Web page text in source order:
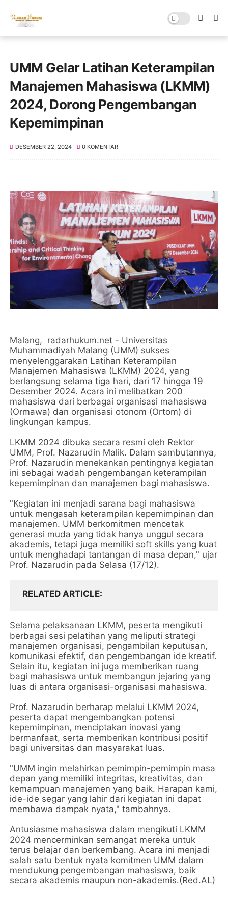
UMM Gelar Latihan Keterampilan
Manajemen Mahasiswa (LKMM)
2024, Dorong Pengembangan
Kepemimpinan
DESEMBER 22, 2024 0 KOMENTAR
Malang, radarhukum.net - Universitas
Muhammadiyah Malang (UMM) sukses
menyelenggarakan Latihan Keterampilan
Manajemen Mahasiswa (LKMM) 2024, yang
berlangsung selama tiga hari, dari 17 hingga 19
Desember 2024. Acara ini melibatkan 200
mahasiswa dari berbagai organisasi mahasiswa
(Ormawa) dan organisasi otonom (Ortom) di
lingkungan kampus.
LKMM 2024 dibuka secara resmi oleh Rektor
UMM, Prof. Nazarudin Malik. Dalam sambutannya,
Prof. Nazarudin menekankan pentingnya kegiatan
ini sebagai wadah pengembangan keterampilan
kepemimpinan dan manajemen bagi mahasiswa.
"Kegiatan ini menjadi sarana bagi mahasiswa
untuk mengasah keterampilan kepemimpinan dan
manajemen. UMM berkomitmen mencetak
generasi muda yang tidak hanya unggul secara
akademis, tetapi juga memiliki soft skills yang kuat
untuk menghadapi tantangan di masa depan," ujar
Prof. Nazarudin pada Selasa (17/12).
RELATED ARTICLE
Selama pelaksanaan LKMM, peserta mengikuti
berbagai sesi pelatihan yang meliputi strategi
manajemen organisasi, pengambilan keputusan,
komunikasi efektif, dan pengembangan ide kreatif.
Selain itu, kegiatan ini juga memberikan ruang
bagi mahasiswa untuk membangun jejaring yang
luas di antara organisasi-organisasi mahasiswa.
Prof. Nazarudin berharap melalui LKMM 2024,
peserta dapat mengembangkan potensi
kepemimpinan, menciptakan inovasi yang
bermanfaat, serta memberikan kontribusi positif
bagi universitas dan masyarakat luas.
"UMM ingin melahirkan pemimpin-pemimpin masa
depan yang memiliki integritas, kreativitas, dan
kemampuan manajemen yang baik. Harapan kami,
ide-ide segar yang lahir dari kegiatan ini dapat
membawa dampak nyata," tambahnya.
Antusiasme mahasiswa dalam mengikuti LKMM
2024 mencerminkan semangat mereka untuk
terus belajar dan berkembang. Acara ini menjadi
salah satu bentuk nyata komitmen UMM dalam
mendukung pengembangan mahasiswa, baik
secara akademis maupun non-akademis.(Red.AL)